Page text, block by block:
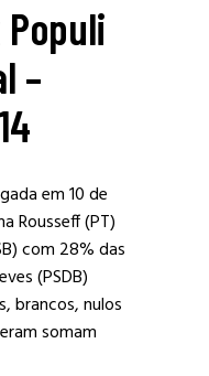
Populi
–
em 10 de
Rousseff (PT)
com 28% das
(PSDB)
brancos, nulos
somam